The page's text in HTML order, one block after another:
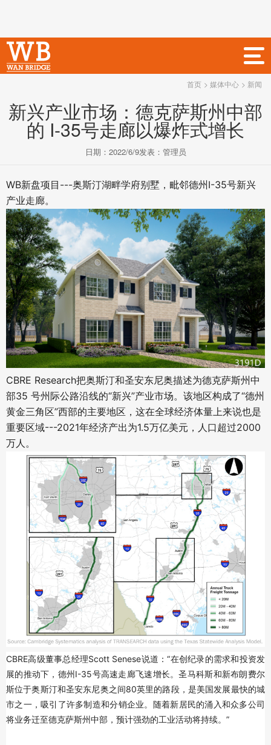
首页 > 媒体中心 > 新闻
新兴产业市场：德克萨斯州中部
的 I-35号走廊以爆炸式增长
日期： 2022/6/9发表： 管理员
WB新盘项目---奥斯汀湖畔学府别墅，毗邻德州I-35号新兴
产业走廊。
CBRE Research把奥斯汀和圣安东尼奥描述为德克萨斯州中
部35 号州际公路沿线的“新兴”产业市场。该地区构成了“德州
黄金三角区”西部的主要地区，这在全球经济体量上来说也是
重要区域---2021年经济产出为1.5万亿美元，人口超过2000
万人。
CBRE高级董事总经理Scott Senese说道：“在创纪录的需求和投资发
展的推动下，德州I-35号高速走廊飞速增长。圣马科斯和新布朗费尔
斯位于奥斯汀和圣安东尼奥之间80英里的路段，是美国发展最快的城
市之一，吸引了许多制造和分销企业。随着新居民的涌入和众多公司
将业务迁至德克萨斯州中部，预计强劲的工业活动将持续。”